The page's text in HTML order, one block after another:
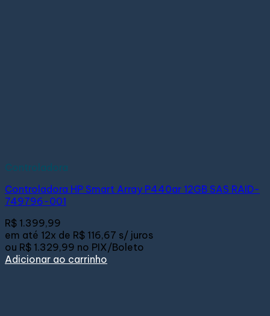
Controladora
Controladora HP Smart Array P440ar 12GB SAS RAID-
749796-001
R$ 1.399,99
em até 12x de R$ 116,67 s/ juros
ou R$ 1.329,99 no PIX/Boleto
Adicionar ao carrinho